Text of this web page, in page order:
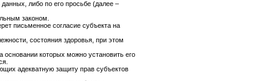
либо по его просьбе (далее –
законом.
письменное согласие субъекта на
состояния здоровья, при этом
основании которых можно установить его
адекватную защиту прав субъектов